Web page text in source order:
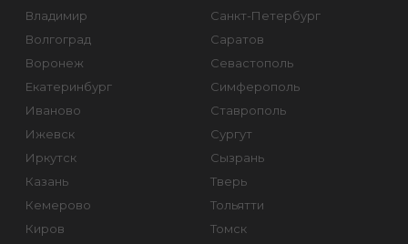
Владимир
Волгоград
Воронеж
Екатеринбург
Иваново
Ижевск
Иркутск
Казань
Кемерово
Киров
Санкт-Петербург
Саратов
Севастополь
Симферополь
Ставрополь
Сургут
Сызрань
Тверь
Тольятти
Томск